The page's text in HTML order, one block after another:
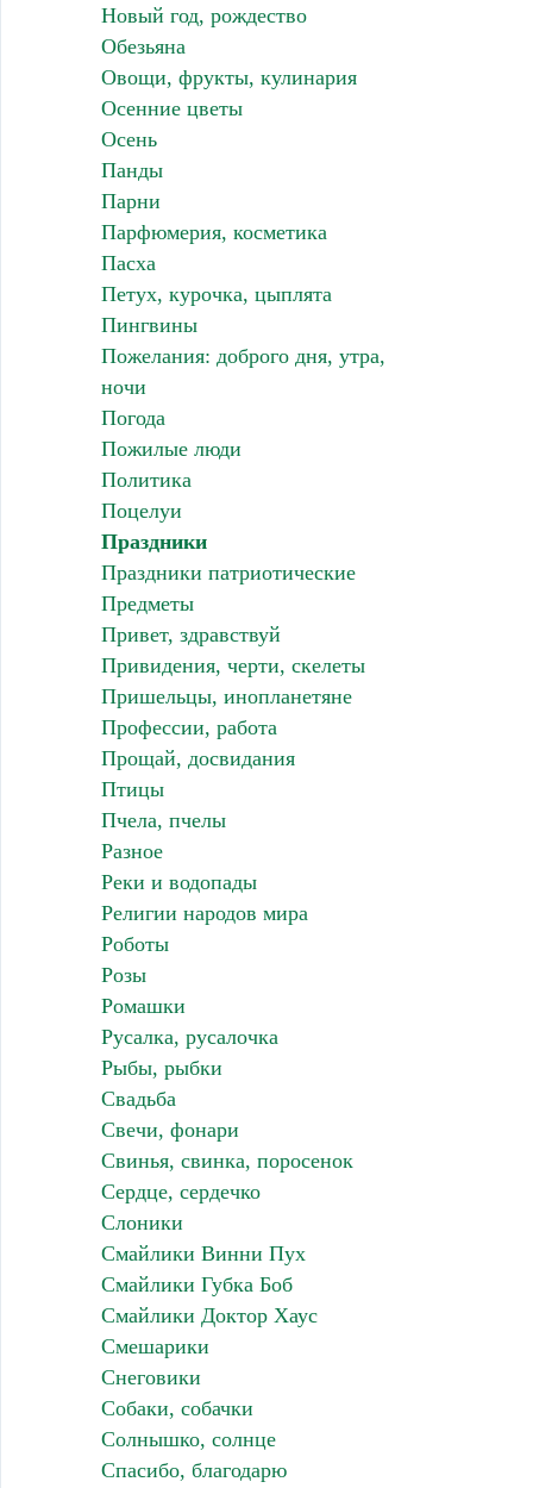
Новый год, рождество
Обезьяна
Овощи, фрукты, кулинария
Осенние цветы
Осень
Панды
Парни
Парфюмерия, косметика
Пасха
Петух, курочка, цыплята
Пингвины
Пожелания: доброго дня, утра,
ночи
Погода
Пожилые люди
Политика
Поцелуи
Праздники
Праздники патриотические
Предметы
Привет, здравствуй
Привидения, черти, скелеты
Пришельцы, инопланетяне
Профессии, работа
Прощай, досвидания
Птицы
Пчела, пчелы
Разное
Реки и водопады
Религии народов мира
Роботы
Розы
Ромашки
Русалка, русалочка
Рыбы, рыбки
Свадьба
Свечи, фонари
Свинья, свинка, поросенок
Сердце, сердечко
Слоники
Смайлики Винни Пух
Смайлики Губка Боб
Смайлики Доктор Хаус
Смешарики
Снеговики
Собаки, собачки
Солнышко, солнце
Спасибо, благодарю